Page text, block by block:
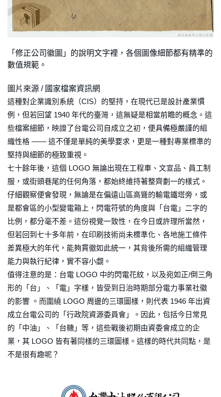
「修正公司徽圖」的說明文字裡，各個圖像細節都有精準的
數值規範。
圖片來源 / 國家檔案資訊網
這種對企業識別系統（CIS）的堅持，在現代已是設計產業慣
例，但若回望 1940 年代的臺灣，這無疑是相當前瞻的概念。這
些檔案細節，映證了台電公司自成立之初，便具備極嚴謹的組
織性格 —— 這不僅是單純的美學要求，更是一種對專業標準的
堅持與細節的極致重視。
七十餘年後，這個 LOGO 無論出現在工程車、文宣品、員工制
服，或街頭巷尾的任何角落，都始終維持著整齊劃一的樣式。
仔細觀察便會發現，無論是在偏遠山區高聳的輸電鐵塔旁，或
是都會區的小型變電箱上，閃電符號的角度與「台電」二字的
比例，都分毫不差。這份視覺一致性，在今日或許理所當然，
但若回到七十多年前，在印刷技術尚未標準化、各地施工條件
差異極大的年代，能夠貫徹如此統一，其背後所需的組織管理
能力與執行紀律，實不容小覷。
值得注意的是：台電 LOGO 中的閃電花紋，以及宛如正/倒三角
形的「台」、「電」字樣，皆受到日治時期部分電力事業社徽
的影響 。而圍繞 LOGO 周邊的三環圖樣，則代表 1946 年出資
成立台電公司的「行政院資源委員會」。因此，包括今日常見
的「中油」、「台糖」等，這些戰後初期由資委會成立的企
業，其 LOGO 皆有著同樣的三環圖樣。這樣的時代共同點，是
不是很有趣呢？